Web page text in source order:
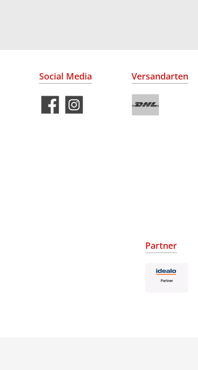
Social Media Versandarten
Partner